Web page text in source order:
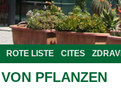
ROTE LISTE CITES
PFLANZEN